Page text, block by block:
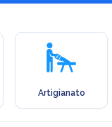
Artigianato